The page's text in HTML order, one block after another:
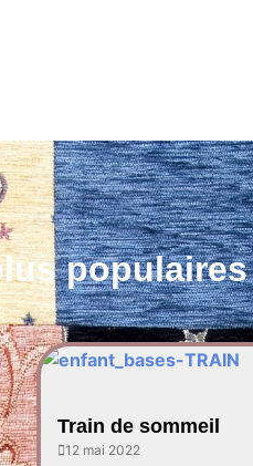
populaires
Train de sommeil
12 mai 2022